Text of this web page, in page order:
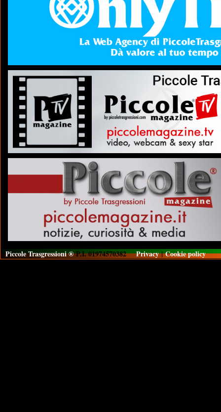
Piccole Trasgressioni ®P.I. 01974570382Privacy|Cookie policy